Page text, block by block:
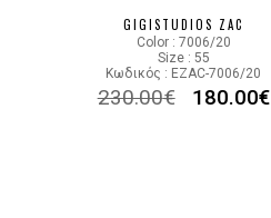
GIGISTUDIOS ZAC
Color : 7006/20
Size : 55
Κωδικός : EZAC-7006/20
230.00€ 180.00€